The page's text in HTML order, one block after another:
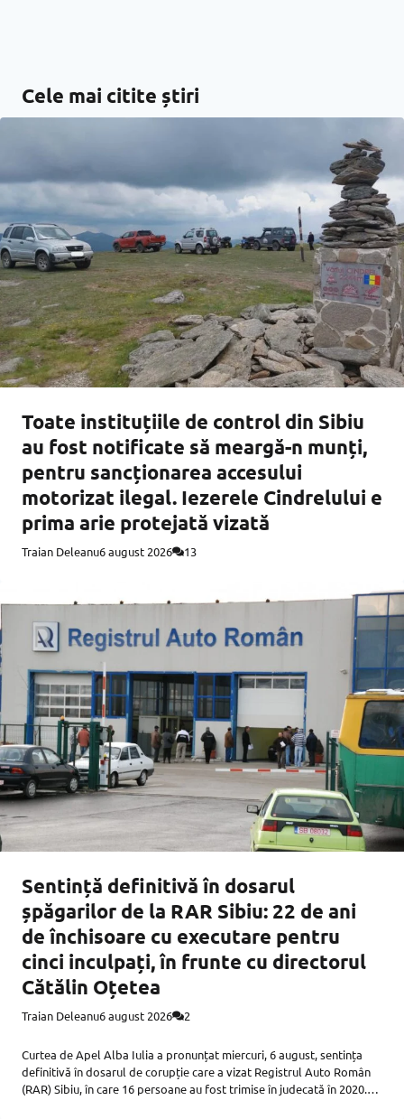
Cele mai citite știri
Toate instituțiile de control din Sibiu
au fost notificate să meargă-n munți,
pentru sancționarea accesului
motorizat ilegal. Iezerele Cindrelului e
prima arie protejată vizată
Traian Deleanu6 august 2026 13
Sentință definitivă în dosarul
șpăgarilor de la RAR Sibiu: 22 de ani
de închisoare cu executare pentru
cinci inculpați, în frunte cu directorul
Cătălin Oțetea
Traian Deleanu6 august 2026 2
Curtea de Apel Alba Iulia a pronunțat miercuri, 6 august, sentința
definitivă în dosarul de corupție care a vizat Registrul Auto Român
(RAR) Sibiu, în care 16 persoane au fost trimise în judecată în 2020.